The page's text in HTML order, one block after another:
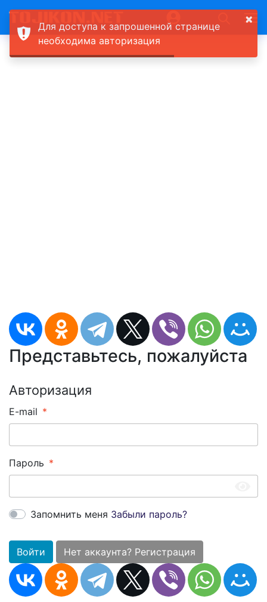
Представьтесь, пожалуйста
Авторизация
E-mail
Пароль
Запомнить меня Забыли пароль?
Войти Нет аккаунта? Регистрация
×
Для доступа к запрошенной странице
необходима авторизация